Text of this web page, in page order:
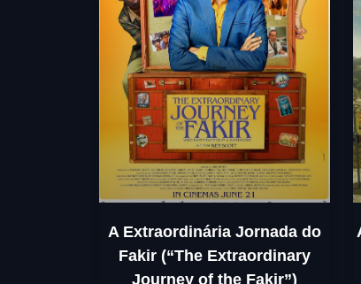
A Extraordinária Jornada do
Fakir (“The Extraordinary
Journey of the Fakir”)